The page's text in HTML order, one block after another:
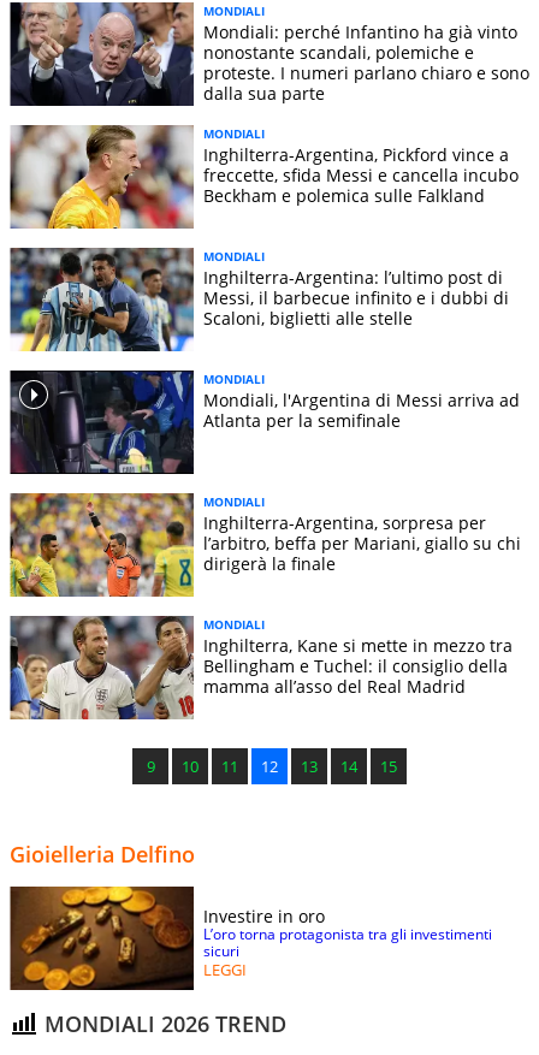
MONDIALI
Mondiali: perché Infantino ha già vinto
nonostante scandali, polemiche e
proteste. I numeri parlano chiaro e sono
dalla sua parte
MONDIALI
Inghilterra-Argentina, Pickford vince a
freccette, sfida Messi e cancella incubo
Beckham e polemica sulle Falkland
MONDIALI
Inghilterra-Argentina: l’ultimo post di
Messi, il barbecue infinito e i dubbi di
Scaloni, biglietti alle stelle
MONDIALI
Mondiali, l'Argentina di Messi arriva ad
Atlanta per la semifinale
MONDIALI
Inghilterra-Argentina, sorpresa per
l’arbitro, beffa per Mariani, giallo su chi
dirigerà la finale
MONDIALI
Inghilterra, Kane si mette in mezzo tra
Bellingham e Tuchel: il consiglio della
mamma all’asso del Real Madrid
9 10 11 12 13 14 15
Gioielleria Delfino
Investire in oro
L’oro torna protagonista tra gli investimenti
sicuri
LEGGI
MONDIALI 2026 TREND